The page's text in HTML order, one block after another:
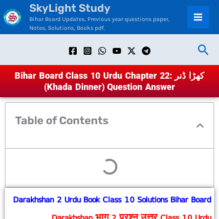
Skip
to
content
SkyLight Study
Bihar Board Updates, Previous year questions paper,
Notes, Solutions, Books pdf.
Bihar Board Class 10 Urdu Chapter 22: کھڑا ڈنر
(Khada Dinner) Question Answer
Table of Contents
Darakhshan 2 Urdu Book Class 10 Solutions Bihar Board